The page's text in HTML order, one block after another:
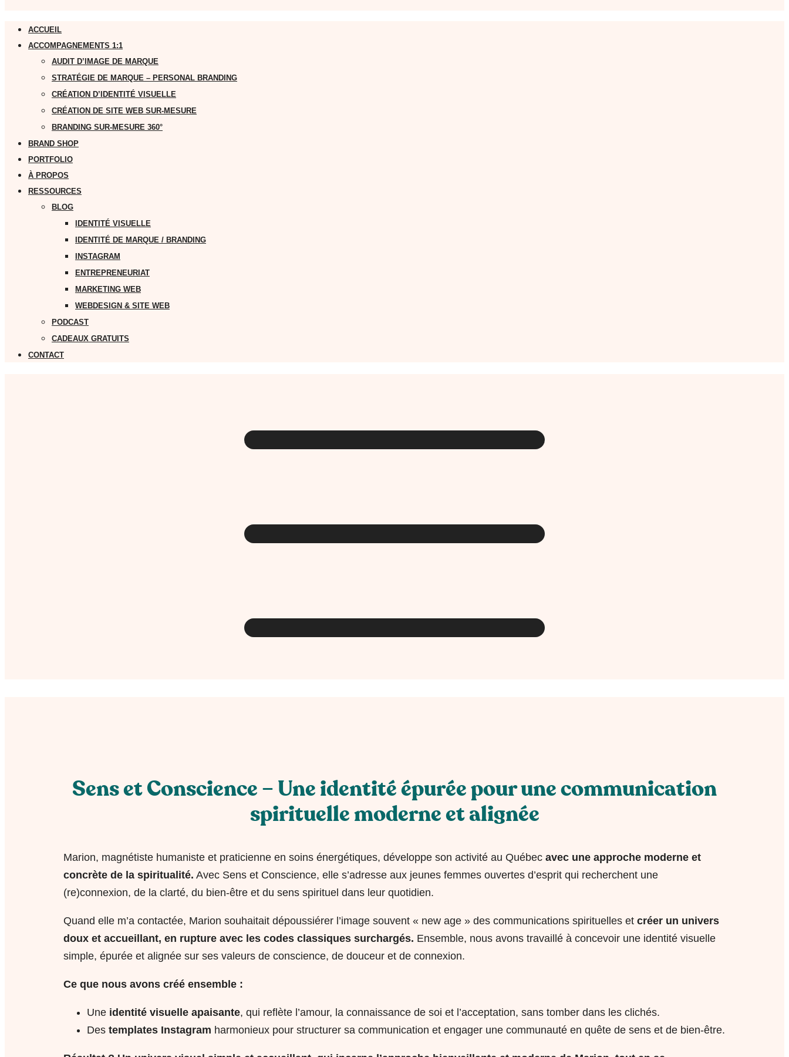
ACCUEIL
ACCOMPAGNEMENTS 1:1
AUDIT D’IMAGE DE MARQUE
STRATÉGIE DE MARQUE – PERSONAL BRANDING
CRÉATION D’IDENTITÉ VISUELLE
CRÉATION DE SITE WEB SUR-MESURE
BRANDING SUR-MESURE 360°
BRAND SHOP
PORTFOLIO
À PROPOS
RESSOURCES
BLOG
IDENTITÉ VISUELLE
IDENTITÉ DE MARQUE / BRANDING
INSTAGRAM
ENTREPRENEURIAT
MARKETING WEB
WEBDESIGN & SITE WEB
PODCAST
CADEAUX GRATUITS
CONTACT
Sens et Conscience – Une identité épurée pour une communication
spirituelle moderne et alignée
Marion, magnétiste humaniste et praticienne en soins énergétiques, développe son activité au Québec avec une approche moderne et
concrète de la spiritualité. Avec Sens et Conscience, elle s’adresse aux jeunes femmes ouvertes d’esprit qui recherchent une
(re)connexion, de la clarté, du bien-être et du sens spirituel dans leur quotidien.
Quand elle m’a contactée, Marion souhaitait dépoussiérer l’image souvent « new age » des communications spirituelles et créer un univers
doux et accueillant, en rupture avec les codes classiques surchargés. Ensemble, nous avons travaillé à concevoir une identité visuelle
simple, épurée et alignée sur ses valeurs de conscience, de douceur et de connexion.
Ce que nous avons créé ensemble :
Une identité visuelle apaisante, qui reflète l’amour, la connaissance de soi et l’acceptation, sans tomber dans les clichés.
Des templates Instagram harmonieux pour structurer sa communication et engager une communauté en quête de sens et de bien-être.